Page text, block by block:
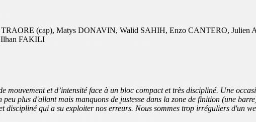
(cap), Matys DONAVIN, Walid SAHIH, Enzo CANTERO, Julien
FAKILI
mouvement et d’intensité face à un bloc compact et très discipliné. Une
plus d'allant mais manquons de justesse dans la zone de finition (une
discipliné qui a su exploiter nos erreurs. Nous sommes trop irréguliers d'un